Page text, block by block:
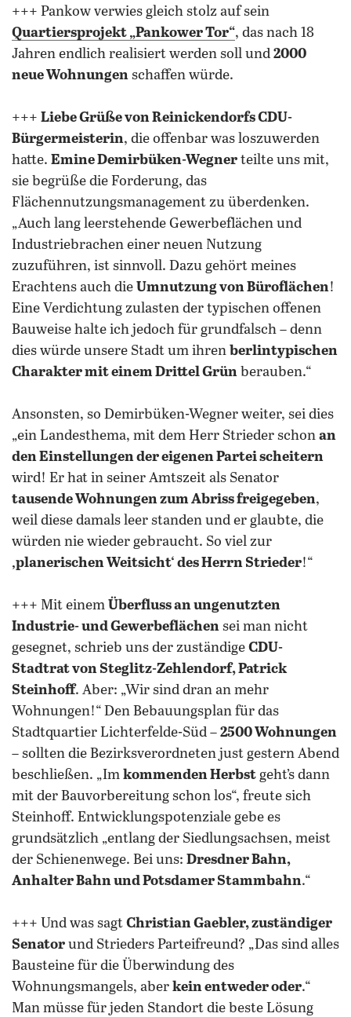
+++ Pankow verwies gleich stolz auf sein
Quartiersprojekt „Pankower Tor“, das nach 18
Jahren endlich realisiert werden soll und 2000
neue Wohnungen schaffen würde.
+++ Liebe Grüße von Reinickendorfs CDU-
Bürgermeisterin, die offenbar was loszuwerden
hatte. Emine Demirbüken-Wegner teilte uns mit,
sie begrüße die Forderung, das
Flächennutzungsmanagement zu überdenken.
„Auch lang leerstehende Gewerbeflächen und
Industriebrachen einer neuen Nutzung
zuzuführen, ist sinnvoll. Dazu gehört meines
Erachtens auch die Umnutzung von Büroflächen!
Eine Verdichtung zulasten der typischen offenen
Bauweise halte ich jedoch für grundfalsch – denn
dies würde unsere Stadt um ihren berlintypischen
Charakter mit einem Drittel Grün berauben.“
Ansonsten, so Demirbüken-Wegner weiter, sei dies
„ein Landesthema, mit dem Herr Strieder schon an
den Einstellungen der eigenen Partei scheitern
wird! Er hat in seiner Amtszeit als Senator
tausende Wohnungen zum Abriss freigegeben,
weil diese damals leer standen und er glaubte, die
würden nie wieder gebraucht. So viel zur
‚planerischen Weitsicht‘ des Herrn Strieder!“
+++ Mit einem Überfluss an ungenutzten
Industrie- und Gewerbeflächen sei man nicht
gesegnet, schrieb uns der zuständige CDU-
Stadtrat von Steglitz-Zehlendorf, Patrick
Steinhoff. Aber: „Wir sind dran an mehr
Wohnungen!“ Den Bebauungsplan für das
Stadtquartier Lichterfelde-Süd – 2500 Wohnungen
– sollten die Bezirksverordneten just gestern Abend
beschließen. „Im kommenden Herbst geht’s dann
mit der Bauvorbereitung schon los“, freute sich
Steinhoff. Entwicklungspotenziale gebe es
grundsätzlich „entlang der Siedlungsachsen, meist
der Schienenwege. Bei uns: Dresdner Bahn,
Anhalter Bahn und Potsdamer Stammbahn.“
+++ Und was sagt Christian Gaebler, zuständiger
Senator und Strieders Parteifreund? „Das sind alles
Bausteine für die Überwindung des
Wohnungsmangels, aber kein entweder oder.“
Man müsse für jeden Standort die beste Lösung